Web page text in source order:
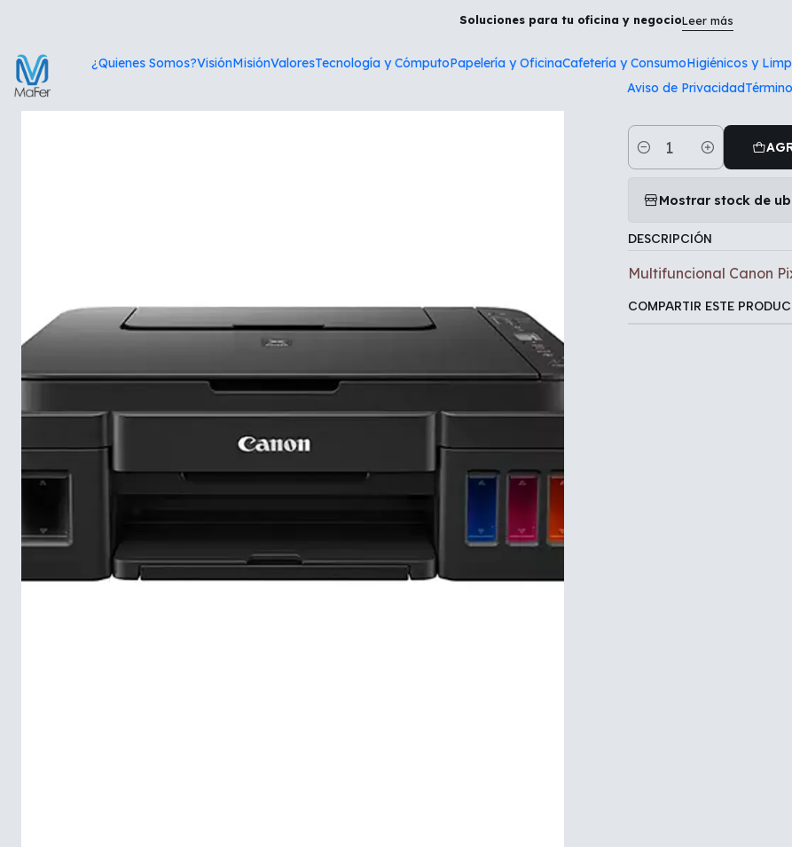
¿Quienes Somos?VisiónMisiónValoresTecnología y CómputoPapelería y OficinaCafetería y ConsumoHigiénicos y
Aviso de Privacidad
Soluciones para tu oficina y negocioLeer más
Tecnología y Cómputo Multifuncional Canon Pixma
Cantidad
Mostrar stock de
DESCRIPCIÓN
Multifuncional Canon
COMPARTIR ESTE